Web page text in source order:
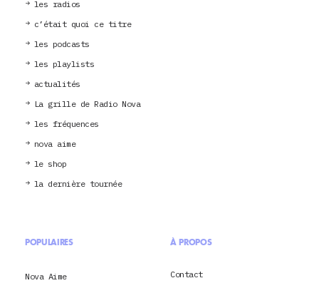
les radios
c’était quoi ce titre
les podcasts
les playlists
actualités
La grille de Radio Nova
les fréquences
nova aime
le shop
la dernière tournée
POPULAIRES
Nova Aime
À PROPOS
Contact